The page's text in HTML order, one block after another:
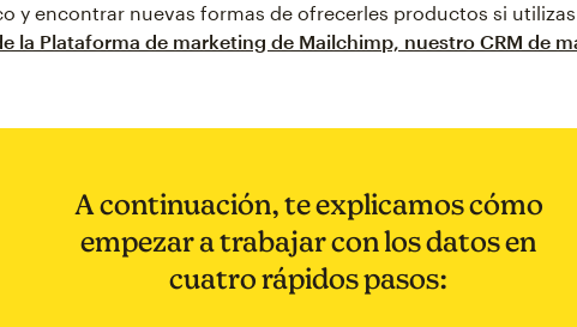
y encontrar nuevas formas de ofrecerles productos si utilizas
la Plataforma de marketing de Mailchimp, nuestro CRM de
A continuación, te explicamos cómo
empezar a trabajar con los datos en
cuatro rápidos pasos: